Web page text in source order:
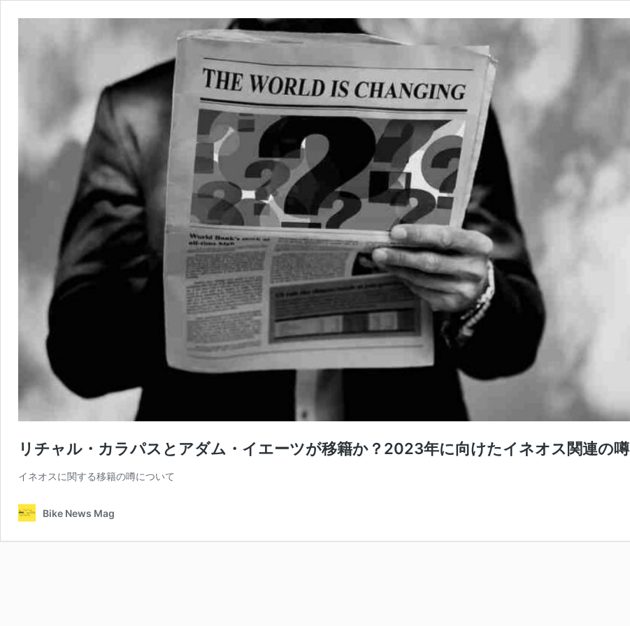
リチャル・カラパスとアダム・イエーツが移籍か？2023年に向けたイネオス関連の噂
イネオスに関する移籍の噂について
Bike News Mag